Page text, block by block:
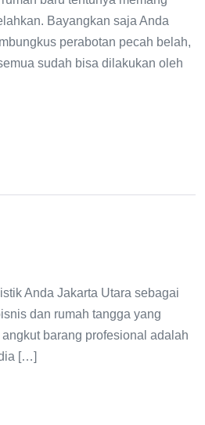
Bayangkan saja Anda
perabotan pecah belah,
sudah bisa dilakukan oleh
Anda Jakarta Utara sebagai
dan rumah tangga yang
barang profesional adalah
[…]